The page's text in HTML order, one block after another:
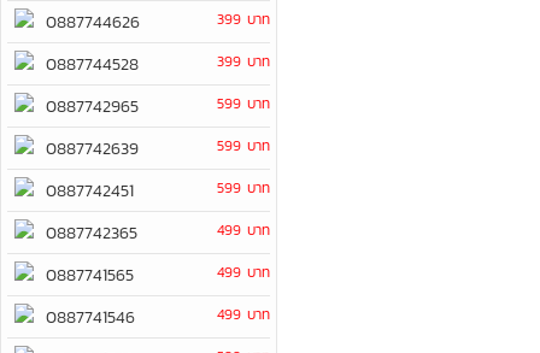
0887744626 399 บาท
0887744528 399 บาท
0887742965 599 บาท
0887742639 599 บาท
0887742451 599 บาท
0887742365 499 บาท
0887741565 499 บาท
0887741546 499 บาท